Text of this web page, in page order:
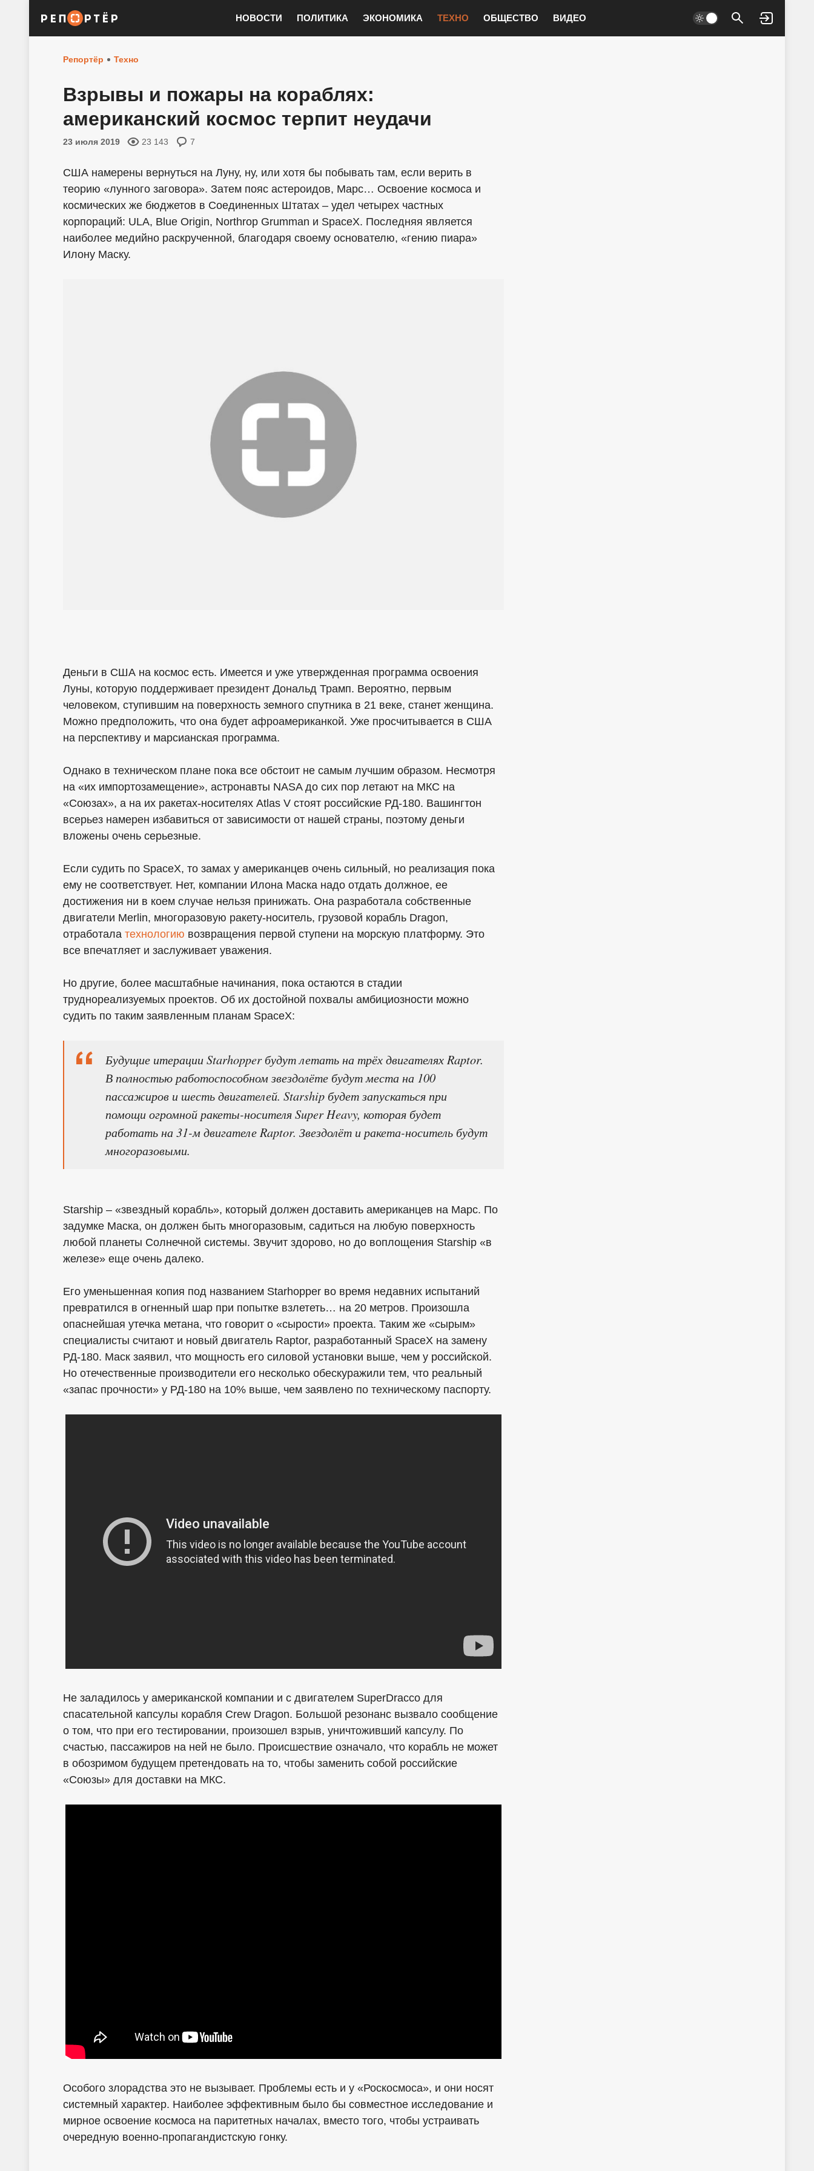
НОВОСТИ ПОЛИТИКА ЭКОНОМИКА ТЕХНО ОБЩЕСТВО ВИДЕО
Войти
Репортёр Техно
Взрывы и пожары на кораблях:
американский космос терпит неудачи
23 июля 2019 23 143 7
США намерены вернуться на Луну, ну, или хотя бы побывать там, если верить в
теорию «лунного заговора». Затем пояс астероидов, Марс… Освоение космоса и
космических же бюджетов в Соединенных Штатах – удел четырех частных
корпораций: ULA, Blue Origin, Northrop Grumman и SpaceX. Последняя является
наиболее медийно раскрученной, благодаря своему основателю, «гению пиара»
Илону Маску.
Деньги в США на космос есть. Имеется и уже утвержденная программа освоения
Луны, которую поддерживает президент Дональд Трамп. Вероятно, первым
человеком, ступившим на поверхность земного спутника в 21 веке, станет женщина.
Можно предположить, что она будет афроамериканкой. Уже просчитывается в США
на перспективу и марсианская программа.
Однако в техническом плане пока все обстоит не самым лучшим образом. Несмотря
на «их импортозамещение», астронавты NASA до сих пор летают на МКС на
«Союзах», а на их ракетах-носителях Atlas V стоят российские РД-180. Вашингтон
всерьез намерен избавиться от зависимости от нашей страны, поэтому деньги
вложены очень серьезные.
Если судить по SpaceX, то замах у американцев очень сильный, но реализация пока
ему не соответствует. Нет, компании Илона Маска надо отдать должное, ее
достижения ни в коем случае нельзя принижать. Она разработала собственные
двигатели Merlin, многоразовую ракету-носитель, грузовой корабль Dragon,
отработала технологию возвращения первой ступени на морскую платформу. Это
все впечатляет и заслуживает уважения.
Но другие, более масштабные начинания, пока остаются в стадии
труднореализуемых проектов. Об их достойной похвалы амбициозности можно
судить по таким заявленным планам SpaceX:
Будущие итерации Starhopper будут летать на трёх двигателях Raptor.
В полностью работоспособном звездолёте будут места на 100
пассажиров и шесть двигателей. Starship будет запускаться при
помощи огромной ракеты-носителя Super Heavy, которая будет
работать на 31-м двигателе Raptor. Звездолёт и ракета-носитель будут
многоразовыми.
Starship – «звездный корабль», который должен доставить американцев на Марс. По
задумке Маска, он должен быть многоразовым, садиться на любую поверхность
любой планеты Солнечной системы. Звучит здорово, но до воплощения Starship «в
железе» еще очень далеко.
Его уменьшенная копия под названием Starhopper во время недавних испытаний
превратился в огненный шар при попытке взлететь… на 20 метров. Произошла
опаснейшая утечка метана, что говорит о «сырости» проекта. Таким же «сырым»
специалисты считают и новый двигатель Raptor, разработанный SpaceX на замену
РД-180. Маск заявил, что мощность его силовой установки выше, чем у российской.
Но отечественные производители его несколько обескуражили тем, что реальный
«запас прочности» у РД-180 на 10% выше, чем заявлено по техническому паспорту.
Не заладилось у американской компании и с двигателем SuperDracco для
спасательной капсулы корабля Crew Dragon. Большой резонанс вызвало сообщение
о том, что при его тестировании, произошел взрыв, уничтоживший капсулу. По
счастью, пассажиров на ней не было. Происшествие означало, что корабль не может
в обозримом будущем претендовать на то, чтобы заменить собой российские
«Союзы» для доставки на МКС.
Особого злорадства это не вызывает. Проблемы есть и у «Роскосмоса», и они носят
системный характер. Наиболее эффективным было бы совместное исследование и
мирное освоение космоса на паритетных началах, вместо того, чтобы устраивать
очередную военно-пропагандистскую гонку.